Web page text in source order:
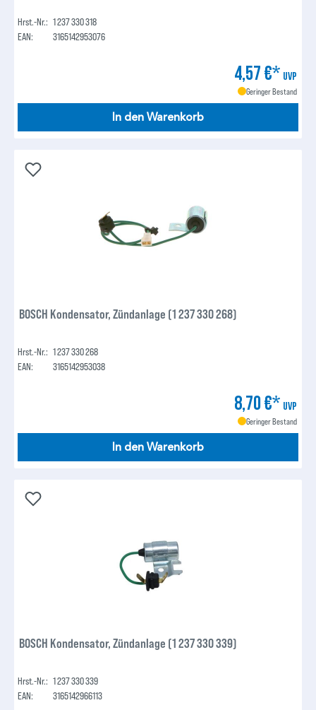
Hrst.-Nr.: 1 237 330 318
EAN:
3165142953076
4,57 €* UVP
Geringer Bestand
In den Warenkorb
BOSCH Kondensator, Zündanlage (1 237 330 268)
Hrst.-Nr.: 1 237 330 268
EAN:
3165142953038
8,70 €* UVP
Geringer Bestand
In den Warenkorb
BOSCH Kondensator, Zündanlage (1 237 330 339)
Hrst.-Nr.: 1 237 330 339
EAN:
3165142966113